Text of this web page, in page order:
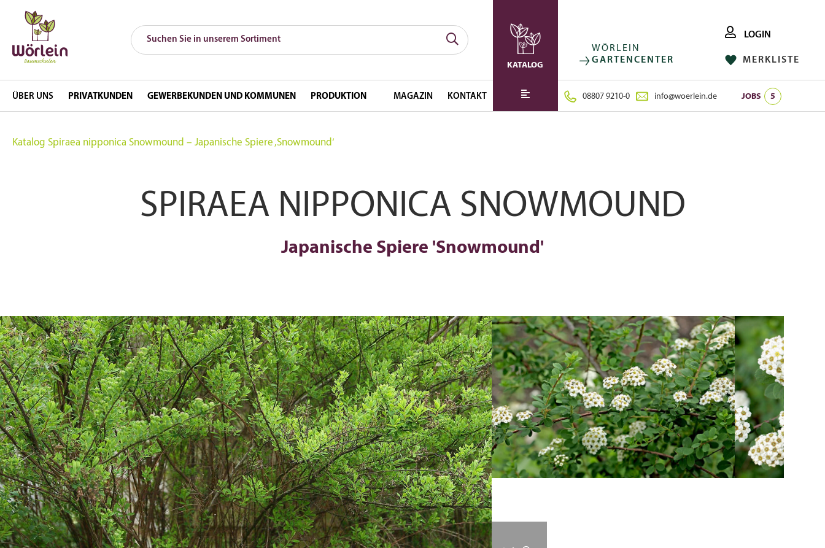
KATALOG
ÜBER UNS PRIVATKUNDEN GEWERBEKUNDEN UND KOMMUNEN PRODUKTION MAGAZIN KONTAKT
WÖRLEIN
GARTENCENTER
LOGIN
MERKLISTE
08807 9210-0 info@woerlein.de JOBS 5
FOLGE UNS AUF: INSTAGRAM FACEBOOK
Katalog Spiraea nipponica Snowmound – Japanische Spiere ‚Snowmound‘
SPIRAEA NIPPONICA SNOWMOUND
Japanische Spiere 'Snowmound'